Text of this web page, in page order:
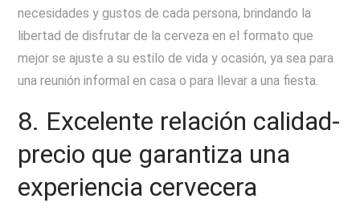
necesidades y gustos de cada persona, brindando la
libertad de disfrutar de la cerveza en el formato que
mejor se ajuste a su estilo de vida y ocasión, ya sea para
una reunión informal en casa o para llevar a una fiesta.
8. Excelente relación calidad-
precio que garantiza una
experiencia cervecera